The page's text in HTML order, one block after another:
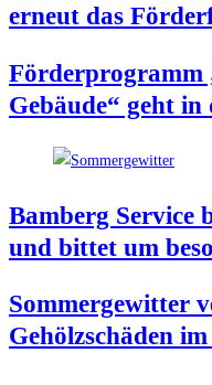
erneut das
För­der­pro­gramm
Gebäu­de“ geht
Bam­berg Ser­vice
und bit­tet um
Som­mer­ge­wit­ter
Gehölz­schä­den